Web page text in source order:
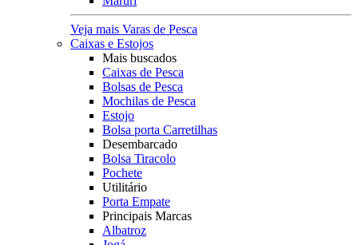
Veja mais Varas de Pesca
Caixas e Estojos
Mais buscados
Caixas de Pesca
Bolsas de Pesca
Mochilas de Pesca
Estojo
Bolsa porta Carretilhas
Desembarcado
Bolsa Tiracolo
Pochete
Utilitário
Porta Empate
Principais Marcas
Albatroz